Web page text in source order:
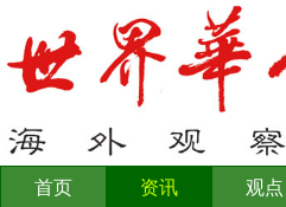
首页 资讯 观点